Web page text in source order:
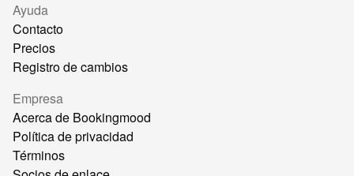
Ayuda
Contacto
Precios
Registro de cambios
Empresa
Acerca de Bookingmood
Política de privacidad
Términos